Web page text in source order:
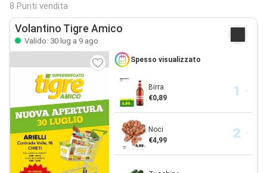
8 Punti vendita
Volantino Tigre Amico
Valido: 30 lug a 9 ago
Spesso visualizzato
Birra
€0,89
Noci
€4,99